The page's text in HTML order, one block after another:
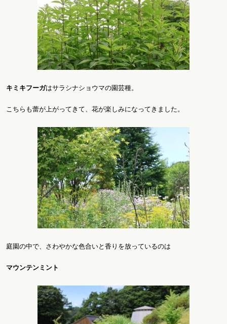
キミキフーガはサラシナショウマの園芸種。
こちらも蕾が上がってきて、花が楽しみになってきました。
庭園の中で、さわやかな色合いと香りを放っているのは
マウンテンミント